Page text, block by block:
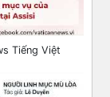
Tiếng Việt